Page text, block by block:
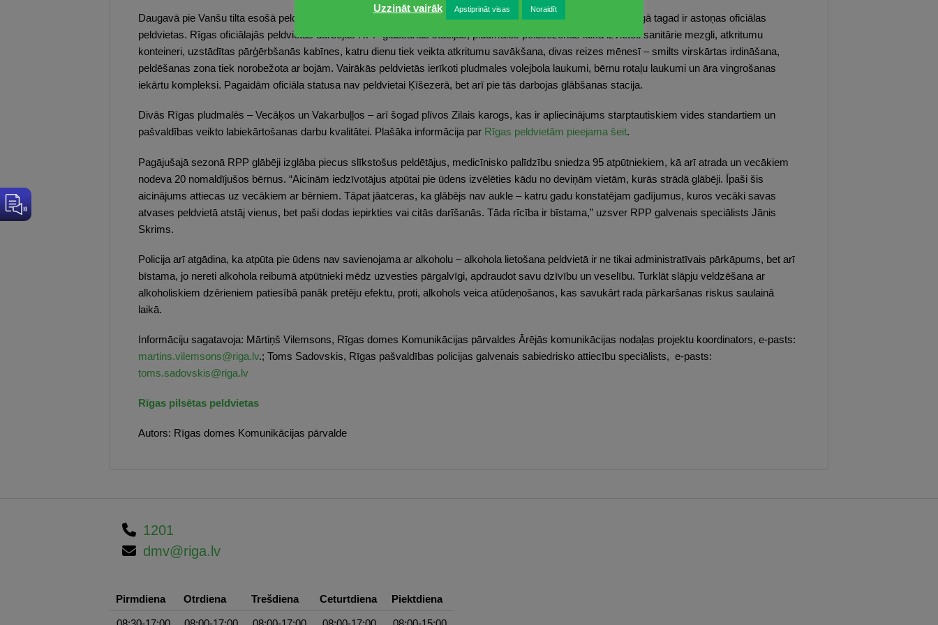
Daugavā pie Vanšu tilta esošā peldvieta “Ķīpsala” šomēnes pievienota oficiālo peldvietu sarakstam, tādējādi Rīgā tagad ir astoņas oficiālas
peldvietas. Rīgas oficiālajās peldvietās darbojas RPP glābšanas stacijas, pludmalēs peldsezonas laikā izvietoti sanitārie mezgli, atkritumu
konteineri, uzstādītas pārģērbšanās kabīnes, katru dienu tiek veikta atkritumu savākšana, divas reizes mēnesī – smilts virskārtas irdināšana,
peldēšanas zona tiek norobežota ar bojām. Vairākās peldvietās ierīkoti pludmales volejbola laukumi, bērnu rotaļu laukumi un āra vingrošanas
iekārtu kompleksi. Pagaidām oficiāla statusa nav peldvietai Ķīšezerā, bet arī pie tās darbojas glābšanas stacija.
Divās Rīgas pludmalēs – Vecāķos un Vakarbuļļos – arī šogad plīvos Zilais karogs, kas ir apliecinājums starptautiskiem vides standartiem un
pašvaldības veikto labiekārtošanas darbu kvalitātei. Plašāka informācija par Rīgas peldvietām pieejama šeit.
Pagājušajā sezonā RPP glābēji izglāba piecus slīkstošus peldētājus, medicīnisko palīdzību sniedza 95 atpūtniekiem, kā arī atrada un vecākiem
nodeva 20 nomaldījušos bērnus. “Aicinām iedzīvotājus atpūtai pie ūdens izvēlēties kādu no deviņām vietām, kurās strādā glābēji. Īpaši šis
aicinājums attiecas uz vecākiem ar bērniem. Tāpat jāatceras, ka glābējs nav aukle – katru gadu konstatējam gadījumus, kuros vecāki savas
atvases peldvietā atstāj vienus, bet paši dodas iepirkties vai citās darīšanās. Tāda rīcība ir bīstama,” uzsver RPP galvenais speciālists Jānis
Skrims.
Policija arī atgādina, ka atpūta pie ūdens nav savienojama ar alkoholu – alkohola lietošana peldvietā ir ne tikai administratīvais pārkāpums, bet arī
bīstama, jo nereti alkohola reibumā atpūtnieki mēdz uzvesties pārgalvīgi, apdraudot savu dzīvību un veselību. Turklāt slāpju veldzēšana ar
alkoholiskiem dzērieniem patiesībā panāk pretēju efektu, proti, alkohols veica atūdeņošanos, kas savukārt rada pārkaršanas riskus saulainā
laikā.
Informāciju sagatavoja: Mārtiņš Vilemsons, Rīgas domes Komunikācijas pārvaldes Ārējās komunikācijas nodaļas projektu koordinators, e-pasts:
martins.vilemsons@riga.lv.; Toms Sadovskis, Rīgas pašvaldības policijas galvenais sabiedrisko attiecību speciālists, e-pasts:
toms.sadovskis@riga.lv
Rīgas pilsētas peldvietas
Autors: Rīgas domes Komunikācijas pārvalde
1201
dmv@riga.lv
Pirmdiena Otrdiena Trešdiena Ceturtdiena Piektdiena
Uzzināt vairāk
Apstiprināt visas Noraidīt